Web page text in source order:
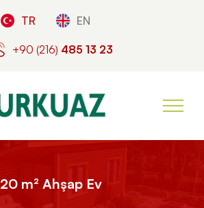
TR EN
+90 (216) 485 13 23
20 m² Ahşap Ev